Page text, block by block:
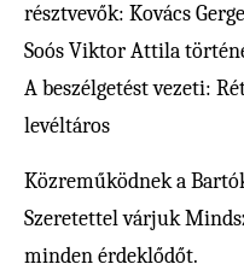
résztvevők: Kovács
Soós Viktor Attila
A beszélgetést vezeti:
levéltáros
Közreműködnek a
Szeretettel várjuk
minden érdeklődőt.